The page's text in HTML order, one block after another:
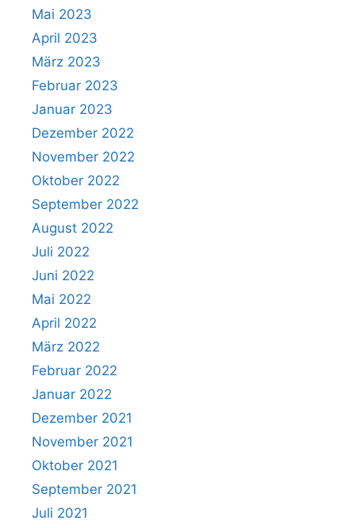
Mai 2023
April 2023
März 2023
Februar 2023
Januar 2023
Dezember 2022
November 2022
Oktober 2022
September 2022
August 2022
Juli 2022
Juni 2022
Mai 2022
April 2022
März 2022
Februar 2022
Januar 2022
Dezember 2021
November 2021
Oktober 2021
September 2021
Juli 2021